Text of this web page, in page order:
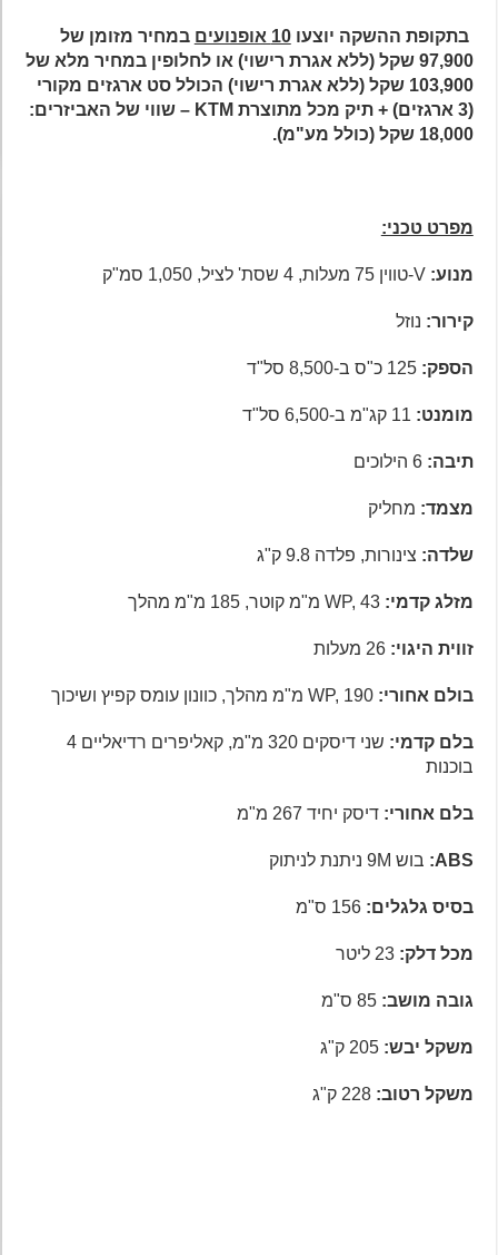
בתקופת ההשקה יוצעו10 אופנועים
במחיר מזומן של
97,900 שקל (ללא אגרת רישוי) או לחלופין במחיר מלא של
103,900 שקל (ללא אגרת רישוי) הכולל סט ארגזים מקורי
KTM– שווי של האביזרים:
18,000 שקל (כולל מע"מ).
מפרט טכני:
מנוע:V-טווין 75 מעלות, 4 שסת' לציל, 1,050 סמ"ק
קירור:נוזל
הספק:125 כ"ס ב-8,500 סל"ד
מומנט:11 קג"מ ב-6,500 סל"ד
תיבה:6 הילוכים
מצמד:מחליק
שלדה:צינורות, פלדה 9.8 ק"ג
מזלג קדמי:WP, 43 מ"מ קוטר, 185 מ"מ מהלך
זווית היגוי:26 מעלות
בולם אחורי:WP, 190 מ"מ מהלך, כוונון עומס קפיץ ושיכוך
בלם קדמי:
שני דיסקים 320 מ"מ, קאליפרים רדיאליים 4
בוכנות
בלם אחורי:דיסק יחיד 267 מ"מ
ABS
:בוש 9M ניתנת לניתוק
בסיס גלגלים:156 ס"מ
מכל דלק:23 ליטר
גובה מושב:85 ס"מ
משקל יבש:205 ק"ג
משקל רטוב:228 ק"ג